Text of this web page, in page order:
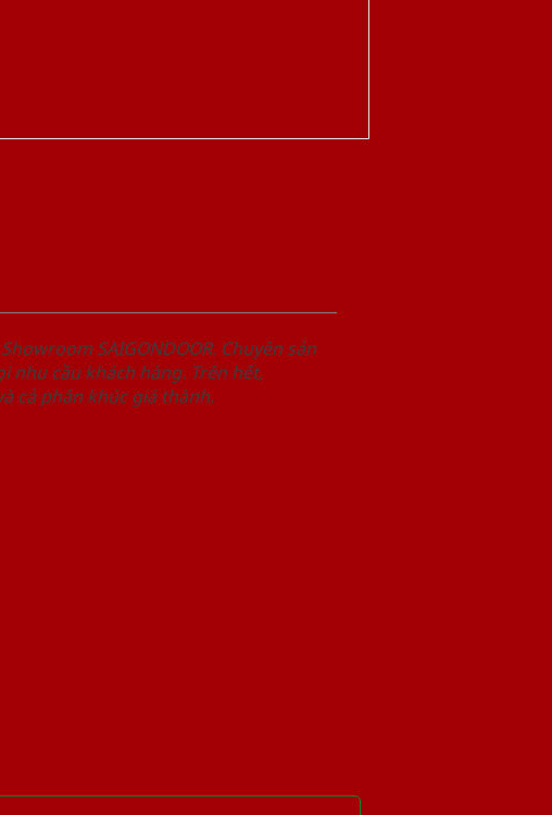
SAIGONDOOR. Chuyên sản
nhu cầu khách hàng. Trên hết,
cả phân khúc giá thành.